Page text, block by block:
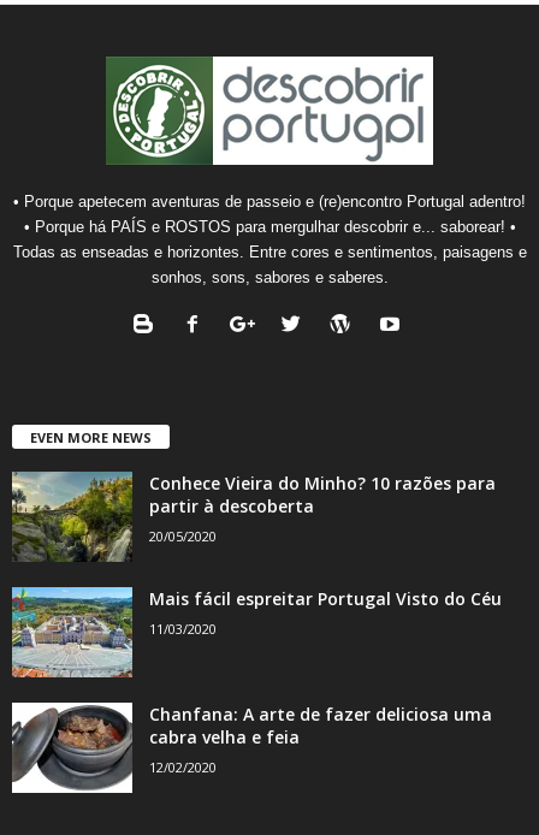
• Porque apetecem aventuras de passeio e (re)encontro Portugal adentro!
• Porque há PAÍS e ROSTOS para mergulhar descobrir e... saborear! •
Todas as enseadas e horizontes. Entre cores e sentimentos, paisagens e
sonhos, sons, sabores e saberes.
EVEN MORE NEWS
Conhece Vieira do Minho? 10 razões para
partir à descoberta
20/05/2020
Mais fácil espreitar Portugal Visto do Céu
11/03/2020
Chanfana: A arte de fazer deliciosa uma
cabra velha e feia
12/02/2020